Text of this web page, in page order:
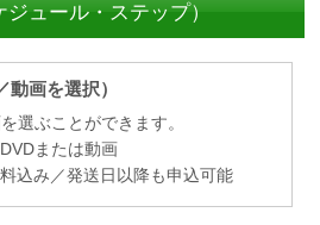
ュール・ステップ）
画を選択）
選ぶことができます。
または動画
込み／発送日以降も申込可能